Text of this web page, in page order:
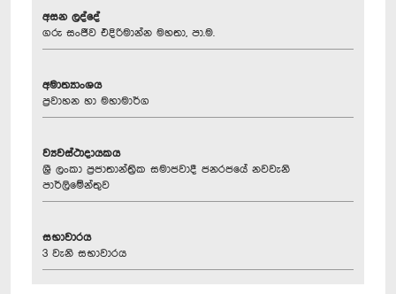
අසන ලද්දේ
ගරු සංජීව එදිරිමාන්න මහතා, පා.ම.
අමාත්‍යාංශය
ප්‍රවාහන හා මහාමාර්ග
ව්‍යවස්ථාදායකය
ශ්‍රී ලංකා ප්‍රජාතාන්ත්‍රික සමාජවාදී ජනරජයේ නවවැනි
පාර්ලිමේන්තුව
සභාවාරය
3 වැනි සභාවාරය